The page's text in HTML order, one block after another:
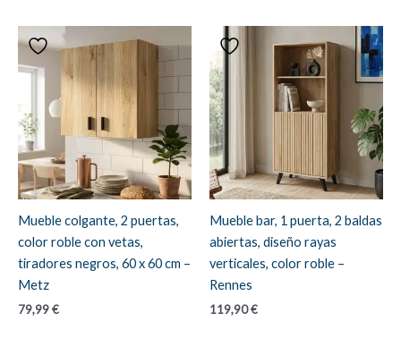
Mueble colgante, 2 puertas,
color roble con vetas,
tiradores negros, 60 x 60 cm –
Metz
79,99€
Mueble bar, 1 puerta, 2 baldas
abiertas, diseño rayas
verticales, color roble –
Rennes
119,90€